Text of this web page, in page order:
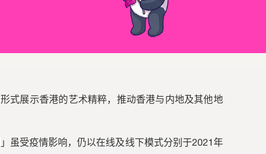
式展示香港的艺术精粹，推动香港与内地及其他地
虽受疫情影响，仍以在线及线下模式分别于2021年